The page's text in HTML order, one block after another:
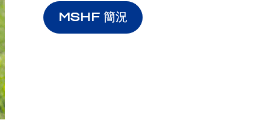
MSHF 簡況
MSHF 簡況